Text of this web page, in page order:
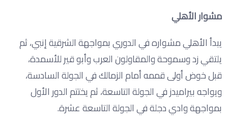
مشوار الأهلي
يبدأ الأهلي مشواره في الدوري بمواجهة الشرقية إنبي، ثم
يلتقي زد وسموحة والمقاولون العرب وأبو قير للأسمدة،
قبل خوض أولى قممه أمام الزمالك في الجولة السادسة،
ويواجه بيراميدز في الجولة التاسعة، ثم يختتم الدور الأول
بمواجهة وادي دجلة في الجولة التاسعة عشرة.